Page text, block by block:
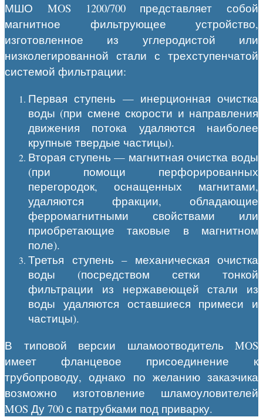
МШО MOS 1200/700 представляет собой
магнитное фильтрующее устройство,
изготовленное из углеродистой или
низколегированной стали с трехступенчатой
системой фильтрации:
Первая ступень — инерционная очистка
воды (при смене скорости и направления
движения потока удаляются наиболее
крупные твердые частицы).
Вторая ступень — магнитная очистка воды
(при помощи перфорированных
перегородок, оснащенных магнитами,
удаляются фракции, обладающие
ферромагнитными свойствами или
приобретающие таковые в магнитном
поле).
Третья ступень – механическая очистка
воды (посредством сетки тонкой
фильтрации из нержавеющей стали из
воды удаляются оставшиеся примеси и
частицы).
В типовой версии шламоотводитель MOS
имеет фланцевое присоединение к
трубопроводу, однако по желанию заказчика
возможно изготовление шламоуловителей
MOS Ду 700 с патрубками под приварку.